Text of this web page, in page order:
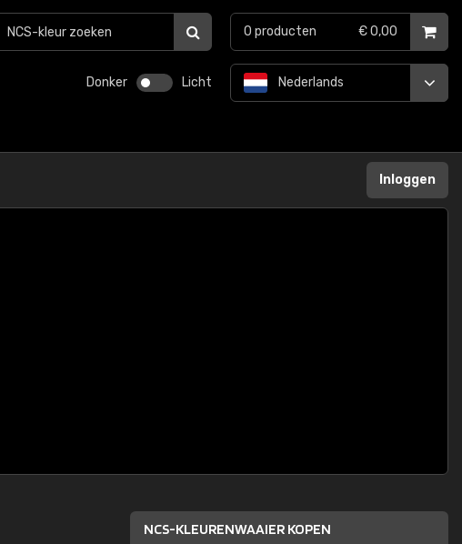
Donker Licht Nederlands
0 producten € 0,00
Inloggen
NCS-KLEURENWAAIER KOPEN